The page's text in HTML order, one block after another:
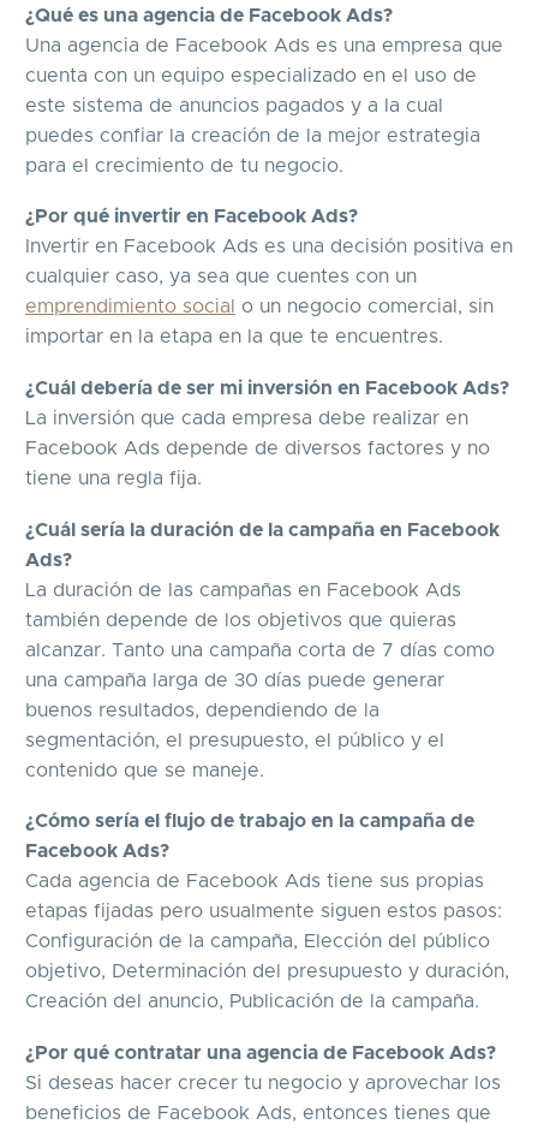
¿Qué es una agencia de Facebook Ads?
Una agencia de Facebook Ads es una empresa que
cuenta con un equipo especializado en el uso de
este sistema de anuncios pagados y a la cual
puedes confiar la creación de la mejor estrategia
para el crecimiento de tu negocio.
¿Por qué invertir en Facebook Ads?
Invertir en Facebook Ads es una decisión positiva en
cualquier caso, ya sea que cuentes con un
emprendimiento social
o un negocio comercial, sin
importar en la etapa en la que te encuentres.
¿Cuál debería de ser mi inversión en Facebook Ads?
La inversión que cada empresa debe realizar en
Facebook Ads depende de diversos factores y no
tiene una regla fija.
¿Cuál sería la duración de la campaña en Facebook
Ads?
La duración de las campañas en Facebook Ads
también depende de los objetivos que quieras
alcanzar. Tanto una campaña corta de 7 días como
una campaña larga de 30 días puede generar
buenos resultados, dependiendo de la
segmentación, el presupuesto, el público y el
contenido que se maneje.
¿Cómo sería el flujo de trabajo en la campaña de
Facebook Ads?
Cada agencia de Facebook Ads tiene sus propias
etapas fijadas pero usualmente siguen estos pasos:
Configuración de la campaña, Elección del público
objetivo, Determinación del presupuesto y duración,
Creación del anuncio, Publicación de la campaña.
¿Por qué contratar una agencia de Facebook Ads?
Si deseas hacer crecer tu negocio y aprovechar los
beneficios de Facebook Ads, entonces tienes que